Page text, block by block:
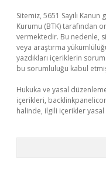
Sitemiz, 5651 Sayılı
Kurumu (BTK) tarafından
vermektedir. Bu nedenle,
veya araştırma
yazdıkları içeriklerin
bu sorumluluğu kabul
Hukuka ve yasal
içerikleri,
halinde, ilgili içerikler yasal